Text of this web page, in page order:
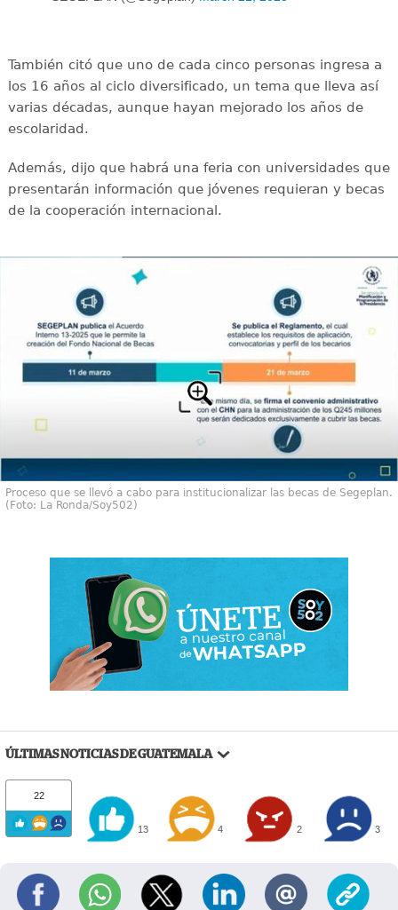
También citó que uno de cada cinco personas ingresa a
los 16 años al ciclo diversificado, un tema que lleva así
varias décadas, aunque hayan mejorado los años de
escolaridad.
Además, dijo que habrá una feria con universidades que
presentarán información que jóvenes requieran y becas
de la cooperación internacional.
Proceso que se llevó a cabo para institucionalizar las becas de Segeplan.
(Foto: La Ronda/Soy502)
ÚLTIMAS NOTICIAS DE GUATEMALA
22
13 4 2 3